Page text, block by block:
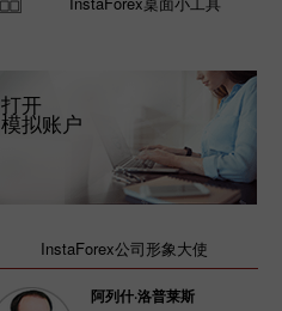
打开
模拟账户
InstaForex公司形象大使
阿列什·洛普莱斯